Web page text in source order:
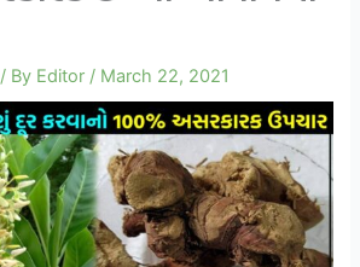
/ By Editor / March 22, 2021